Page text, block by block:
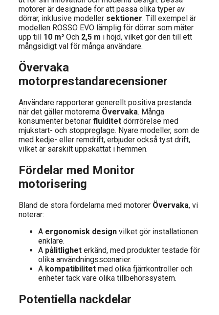
motorer är designade för att passa olika typer av
dörrar, inklusive modeller sektioner. Till exempel är
modellen ROSSO EVO lämplig för dörrar som mäter
upp till 10 m² Och 2,5 m i höjd, vilket gör den till ett
mångsidigt val för många användare.
Övervaka
motorprestandarecensioner
Användare rapporterar generellt positiva prestanda
när det gäller motorerna Övervaka. Många
konsumenter betonar fluiditet dörrrörelse med
mjukstart- och stoppreglage. Nyare modeller, som de
med kedje- eller remdrift, erbjuder också tyst drift,
vilket är särskilt uppskattat i hemmen.
Fördelar med Monitor
motorisering
Bland de stora fördelarna med motorer Övervaka, vi
noterar:
A ergonomisk design vilket gör installationen
enklare.
A pålitlighet erkänd, med produkter testade för
olika användningsscenarier.
A kompatibilitet med olika fjärrkontroller och
enheter tack vare olika tillbehörssystem.
Potentiella nackdelar